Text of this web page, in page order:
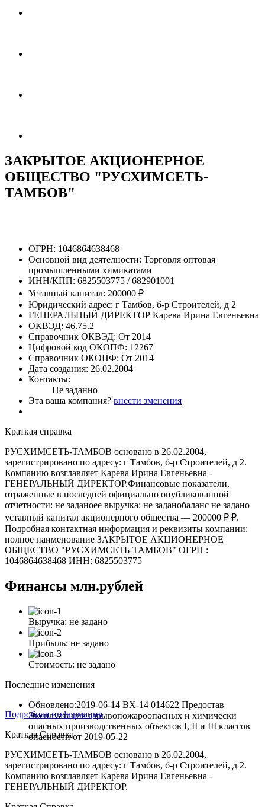
ЗАКРЫТОЕ АКЦИОНЕРНОЕ
ОБЩЕСТВО "РУСХИМСЕТЬ-
ТАМБОВ"
ОГРН: 1046864638468
Основной вид деятелности: Торговля оптовая
промышленными химикатами
ИНН/КПП: 6825503775 / 682901001
Уставный капитал: 200000 ₽
Юридический адрес: г Тамбов, б-р Строителей, д 2
ГЕНЕРАЛЬНЫЙ ДИРЕКТОР Карева Ирина Евгеньевна
ОКВЭД: 46.75.2
Справочник ОКВЭД: От 2014
Цифровой код ОКОПФ: 12267
Справочник ОКОПФ: От 2014
Дата создания: 26.02.2004
Контакты:
Не заданно
Эта ваша компания? внести зменения
Краткая справка
РУСХИМСЕТЬ-ТАМБОВ основано в 26.02.2004,
зарегистрировано по адресу: г Тамбов, б-р Строителей, д 2.
Компанию возглавляет Карева Ирина Евгеньевна -
ГЕНЕРАЛЬНЫЙ ДИРЕКТОР.Финансовые показатели,
отраженные в последней официально опубликованной
отчетности: не заданоее выручка: не заданобаланс не задано
уставный капитал акционерного общества — 200000 ₽ ₽.
Подробная контактная информация и реквизиты компании:
полное наименование ЗАКРЫТОЕ АКЦИОНЕРНОЕ
ОБЩЕСТВО "РУСХИМСЕТЬ-ТАМБОВ" ОГРН :
1046864638468 ИНН: 6825503775
Финансы млн.рублей
Выручка: не задано
Прибыль: не задано
Стоимость: не задано
Последние изменения
Обновлено:2019-06-14 ВХ-14 014622 Предостав
Эксплуатация взрывопожароопасных и химически
опасных производственных объектов I, II и III классов
опасностиот 2019-05-22
Подробная информация
Краткая Справка
РУСХИМСЕТЬ-ТАМБОВ основано в 26.02.2004,
зарегистрировано по адресу: г Тамбов, б-р Строителей, д 2.
Компанию возглавляет Карева Ирина Евгеньевна -
ГЕНЕРАЛЬНЫЙ ДИРЕКТОР.